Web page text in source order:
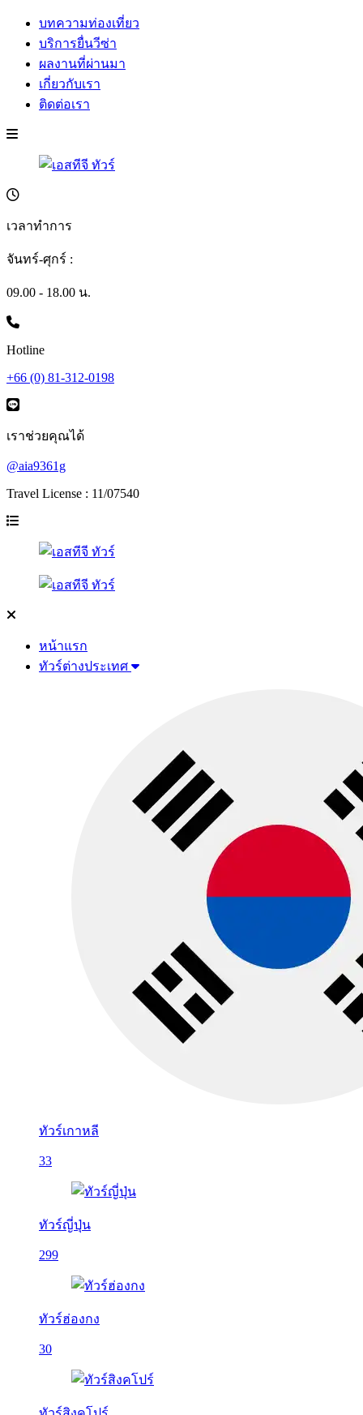
บทความท่องเที่ยว
บริการยื่นวีซ่า
ผลงานที่ผ่านมา
เกี่ยวกับเรา
ติดต่อเรา
เวลาทำการ
จันทร์-ศุกร์ :
09.00 - 18.00 น.
Hotline
+66 (0) 81-312-0198
เราช่วยคุณได้
@aia9361g
Travel License : 11/07540
หน้าแรก
ทัวร์ต่างประเทศ
ทัวร์เกาหลี
33
ทัวร์ญี่ปุ่น
299
ทัวร์ฮ่องกง
30